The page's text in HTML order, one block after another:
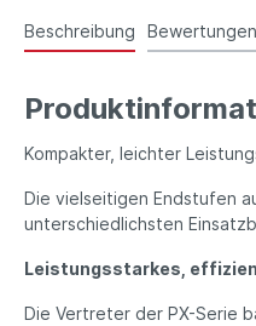
Beschreibung Bewertungen
Kompakter, leichter
Die vielseitigen Endstufen
unterschiedlichsten
Leistungsstarkes,
Die Vertreter der PX-Serie